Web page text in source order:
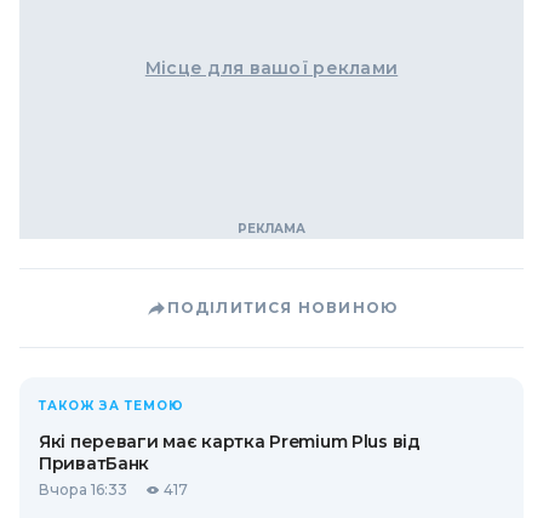
Місце для вашої реклами
ПОДІЛИТИСЯ НОВИНОЮ
ТАКОЖ ЗА ТЕМОЮ
Які переваги має картка Premium Plus від
ПриватБанк
Вчора 16:33 417